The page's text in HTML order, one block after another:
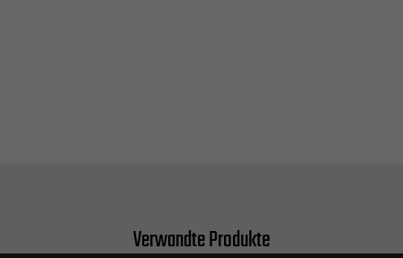
Verwandte Produkte